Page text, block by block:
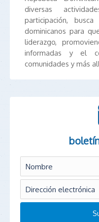
diversas
participación,
dominicanos para
liderazgo,
informadas y el
comunidades y más